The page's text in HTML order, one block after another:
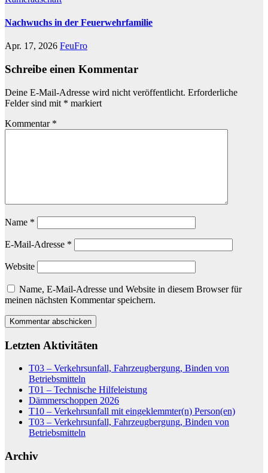
Nachwuchs in der Feuerwehrfamilie
Apr. 17, 2026 FeuFro
Schreibe einen Kommentar
Deine E-Mail-Adresse wird nicht veröffentlicht. Erforderliche
Felder sind mit * markiert
Kommentar *
Name *
E-Mail-Adresse *
Website
Name, E-Mail-Adresse und Website in diesem Browser für
meinen nächsten Kommentar speichern.
Letzten Aktivitäten
T03 – Verkehrsunfall, Fahrzeugbergung, Binden von
Betriebsmitteln
T01 – Technische Hilfeleistung
Dämmerschoppen 2026
T10 – Verkehrsunfall mit eingeklemmter(n) Person(en)
T03 – Verkehrsunfall, Fahrzeugbergung, Binden von
Betriebsmitteln
Archiv